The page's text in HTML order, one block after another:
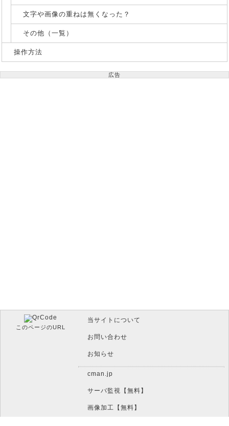
文字や画像の重ねは無くなった？
その他（一覧）
操作方法
広告
このページのURL
当サイトについて
お問い合わせ
お知らせ
cman.jp
サーバ監視【無料】
画像加工【無料】